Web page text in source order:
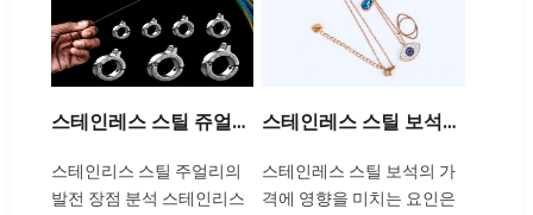
스테인레스 스틸 쥬얼리의 개발 장점 분석
스테인리스 스틸 주얼리의
발전 장점 분석 스테인리스
스테인레스 스틸 보석의 가격에 영향을 미치는 요인은 무엇입니까??
스테인레스 스틸 보석의 가
격에 영향을 미치는 요인은